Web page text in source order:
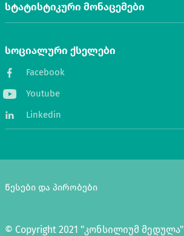
სტატისტიკური მონაცემები
სოციალური ქსელები
Facebook
Youtube
Linkedin
© Copyright 2021 "კონსილიუმ მედულა"
წესები და პირობები